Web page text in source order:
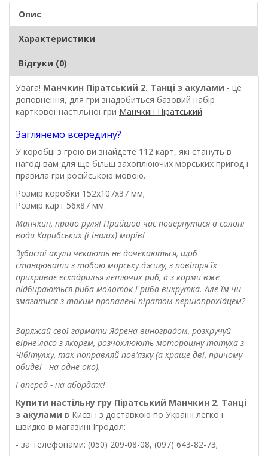
Опис
Характеристики
Відгуки (0)
Увага! Манчкин Піратський 2. Танці з акулами - це
доповнення, для гри знадобиться базовий набір
карткової настільної гри Манчкин Піратський
Заглянемо всередину?
У коробці з грою ви знайдете 112 карт, які стануть в
нагоді вам для ще більш захоплюючих морських пригод і
правила гри російською мовою.
Розмір коробки 152х107x37 мм;
Розмір карт 56x87 мм.
Манчкин, право руля! Прийшов час повернутися в солоні
води Карибських (і інших) морів!
Зубасті акули чекають не дочекаються, щоб
станцювати з тобою морську джигу, з повітря їх
прикриває ескадрилья летючих риб, а з корми вже
підбираються риба-молоток і риба-викрутка. Але їм чи
змагатися з таким пропалені піратом-першопрохідцем?
Заряжай свої гармати Ядрена виноградом, розкручуй
вірне ласо з якорем, розчохлюють моторошну татуха з
Чібітулху, так поправляй пов'язку (а краще дві, причому
обидві - на одне око).
І вперед - на абордаж!
Купити настільну гру Піратський Манчкин 2. Танці
з акулами в Києві і з доставкою по Україні легко і
швидко в магазині Ігродол:
- за телефонами: (050) 209-08-08, (097) 643-82-73;